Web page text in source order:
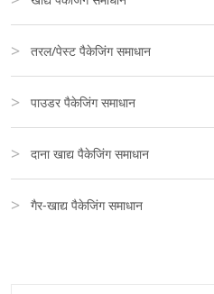
तरल/पेस्ट पैकेजिंग समाधान
पाउडर पैकेजिंग समाधान
दाना खाद्य पैकेजिंग समाधान
गैर-खाद्य पैकेजिंग समाधान